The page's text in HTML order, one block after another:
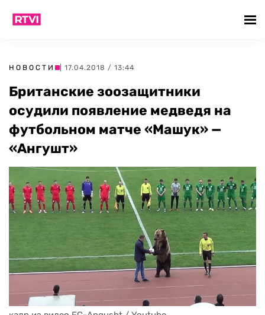
НОВОСТИ | 17.04.2018 / 13:44
Британские зоозащитники
осудили появление медведя на
футбольном матче «Машук» —
«Ангушт»